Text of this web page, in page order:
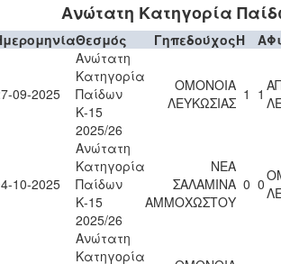
Ανώτατη Κατηγορία
Θεσμός ΓηπεδούχοςH A
09-2025
Ανώτατη
Κατηγορία
Παίδων
Κ-15
2025/26
ΟΜΟΝΟΙΑ
ΛΕΥΚΩΣΙΑΣ 1 1
10-2025
Ανώτατη
Κατηγορία
Παίδων
Κ-15
2025/26
ΝΕΑ
ΣΑΛΑΜΙΝΑ
ΑΜΜΟΧΩΣΤΟΥ
0 0
Ανώτατη
Κατηγορία